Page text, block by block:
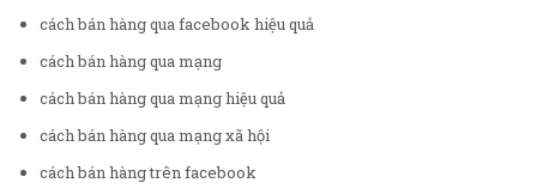
cách bán hàng qua facebook hiệu quả
cách bán hàng qua mạng
cách bán hàng qua mạng hiệu quả
cách bán hàng qua mạng xã hội
cách bán hàng trên facebook